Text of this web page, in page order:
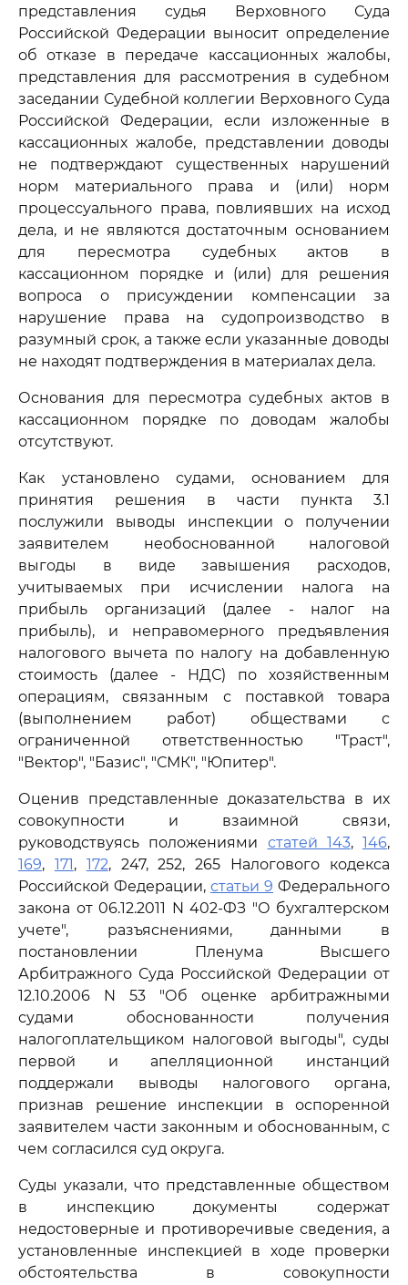
представления судья Верховного Суда
Российской Федерации выносит определение
об отказе в передаче кассационных жалобы,
представления для рассмотрения в судебном
заседании Судебной коллегии Верховного Суда
Российской Федерации, если изложенные в
кассационных жалобе, представлении доводы
не подтверждают существенных нарушений
норм материального права и (или) норм
процессуального права, повлиявших на исход
дела, и не являются достаточным основанием
для пересмотра судебных актов в
кассационном порядке и (или) для решения
вопроса о присуждении компенсации за
нарушение права на судопроизводство в
разумный срок, а также если указанные доводы
не находят подтверждения в материалах дела.
Основания для пересмотра судебных актов в
кассационном порядке по доводам жалобы
отсутствуют.
Как установлено судами, основанием для
принятия решения в части пункта 3.1
послужили выводы инспекции о получении
заявителем необоснованной налоговой
выгоды в виде завышения расходов,
учитываемых при исчислении налога на
прибыль организаций (далее - налог на
прибыль), и неправомерного предъявления
налогового вычета по налогу на добавленную
стоимость (далее - НДС) по хозяйственным
операциям, связанным с поставкой товара
(выполнением работ) обществами с
ограниченной ответственностью "Траст",
"Вектор", "Базис", "СМК", "Юпитер".
Оценив представленные доказательства в их
совокупности и взаимной связи,
руководствуясь положениями статей 143, 146,
169, 171, 172, 247, 252, 265 Налогового кодекса
Российской Федерации, статьи 9 Федерального
закона от 06.12.2011 N 402-ФЗ "О бухгалтерском
учете", разъяснениями, данными в
постановлении Пленума Высшего
Арбитражного Суда Российской Федерации от
12.10.2006 N 53 "Об оценке арбитражными
судами обоснованности получения
налогоплательщиком налоговой выгоды", суды
первой и апелляционной инстанций
поддержали выводы налогового органа,
признав решение инспекции в оспоренной
заявителем части законным и обоснованным, с
чем согласился суд округа.
Суды указали, что представленные обществом
в инспекцию документы содержат
недостоверные и противоречивые сведения, а
установленные инспекцией в ходе проверки
обстоятельства в совокупности